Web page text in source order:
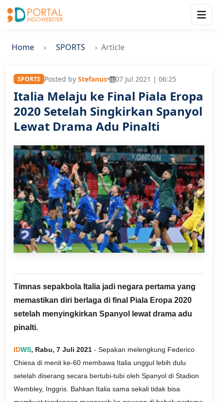
Home SPORTS Article
SPORTS Posted by Stefanus• 07 Jul 2021 | 06:25
Italia Melaju ke Final Piala Eropa
2020 Setelah Singkirkan Spanyol
Lewat Drama Adu Pinalti
Timnas sepakbola Italia jadi negara pertama yang
memastikan diri berlaga di final Piala Eropa 2020
setelah menyingkirkan Spanyol lewat drama adu
pinalti.
IDWS, Rabu, 7 Juli 2021 - Sepakan melengkung Federico
Chiesa di menit ke-60 membawa Italia unggul lebih dulu
setelah diserang secara bertubi-tubi oleh Spanyol di Stadion
Wembley, Inggris. Bahkan Italia sama sekali tidak bisa